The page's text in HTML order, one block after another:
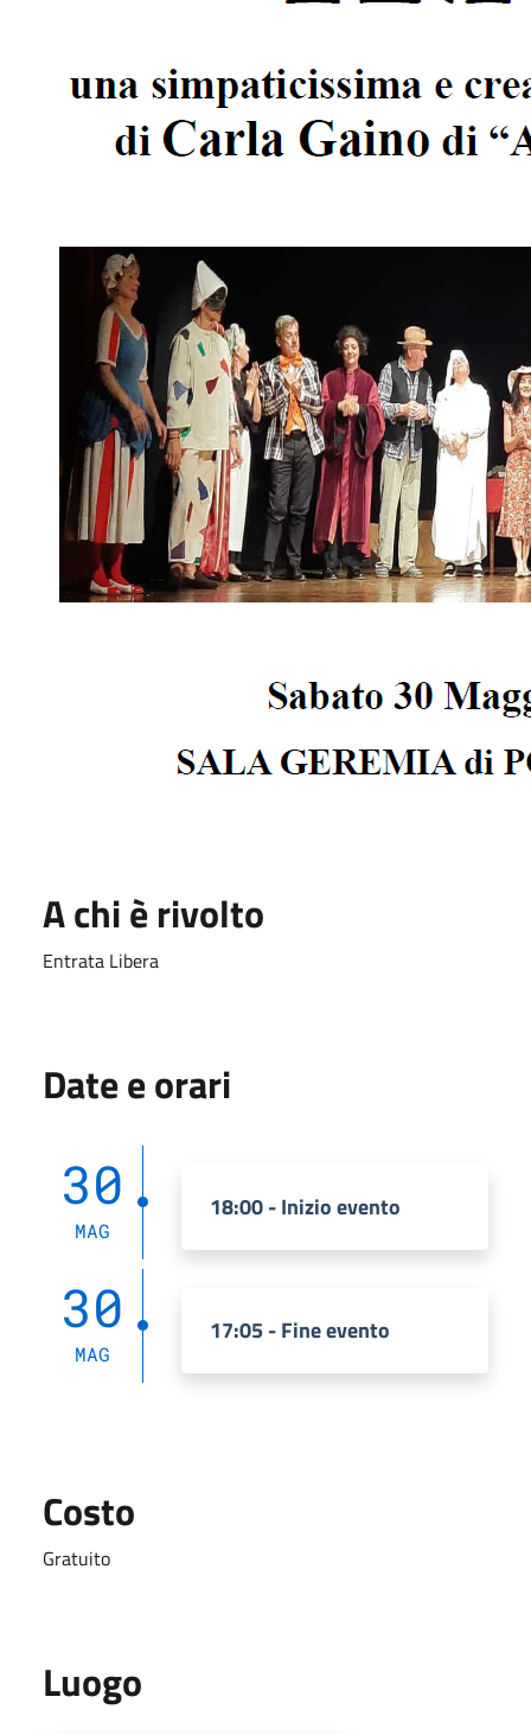
A chi è rivolto
Entrata Libera
Date e orari
30
MAG
18:00 - Inizio evento
30
MAG
17:05 - Fine evento
Costo
Gratuito
Luogo